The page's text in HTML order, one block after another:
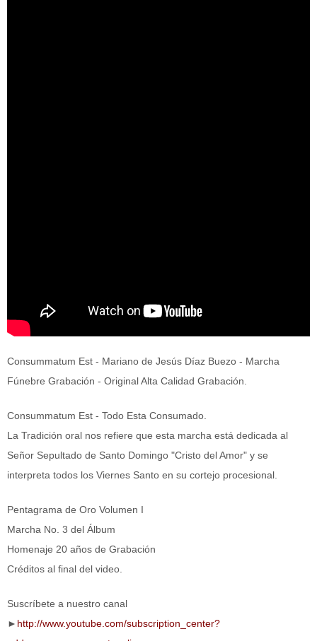
Consummatum Est - Mariano de Jesús Díaz Buezo - Marcha
Fúnebre Grabación - Original Alta Calidad Grabación.
Consummatum Est - Todo Esta Consumado.
La Tradición oral nos refiere que esta marcha está dedicada al
Señor Sepultado de Santo Domingo "Cristo del Amor" y se
interpreta todos los Viernes Santo en su cortejo procesional.
Pentagrama de Oro Volumen I
Marcha No. 3 del Álbum
Homenaje 20 años de Grabación
Créditos al final del video.
Suscríbete a nuestro canal
► http://www.youtube.com/subscription_center?